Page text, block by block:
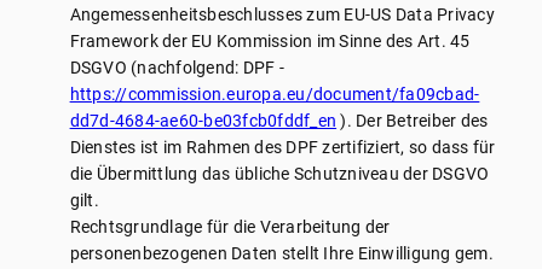
Angemessenheitsbeschlusses zum EU-US Data Privacy
Framework der EU Kommission im Sinne des Art. 45
DSGVO (nachfolgend: DPF -
https://commission.europa.eu/document/fa09cbad-
dd7d-4684-ae60-be03fcb0fddf_en ). Der Betreiber des
Dienstes ist im Rahmen des DPF zertifiziert, so dass für
die Übermittlung das übliche Schutzniveau der DSGVO
gilt.
Rechtsgrundlage für die Verarbeitung der
personenbezogenen Daten stellt Ihre Einwilligung gem.